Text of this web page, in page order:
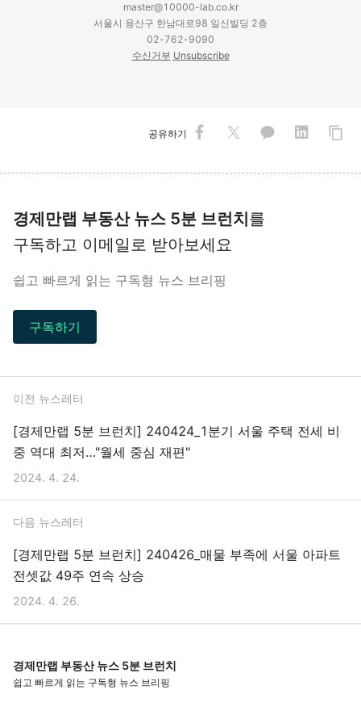
master@10000-lab.co.kr
서울시 용산구 한남대로98 일신빌딩 2층
02-762-9090
수신거부 Unsubscribe
공유하기
경제만랩 부동산 뉴스 5분 브런치를
구독하고 이메일로 받아보세요
쉽고 빠르게 읽는 구독형 뉴스 브리핑
구독하기
이전 뉴스레터
[경제만랩 5분 브런치] 240424_1분기 서울 주택 전세 비
중 역대 최저…"월세 중심 재편"
2024. 4. 24.
다음 뉴스레터
[경제만랩 5분 브런치] 240426_매물 부족에 서울 아파트
전셋값 49주 연속 상승
2024. 4. 26.
경제만랩 부동산 뉴스 5분 브런치
쉽고 빠르게 읽는 구독형 뉴스 브리핑